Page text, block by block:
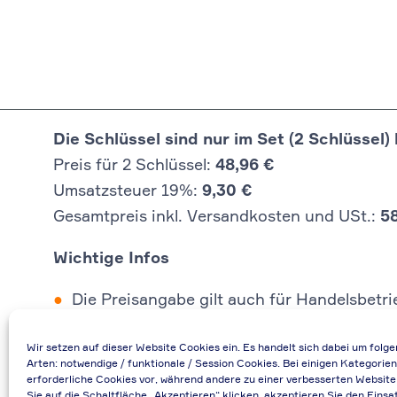
Wir setzen auf dieser Website Cookies ein. Es handelt sich dabei um
Arten: notwendige / funktionale / Session Cookies. Bei einigen
erforderliche Cookies vor, während andere zu einer verbesserten Website
Die Schlüssel sind nur im Set (2
Preis für 2 Schlüssel: 48,96 €
Umsatzsteuer 19%: 9,30 €
Gesamtpreis inkl. Versandkosten und USt.:
Wichtige Infos
Die Preisangabe gilt auch für
Bei Rückfragen können Sie uns über die
Bei Angabe von USt-IdNr und